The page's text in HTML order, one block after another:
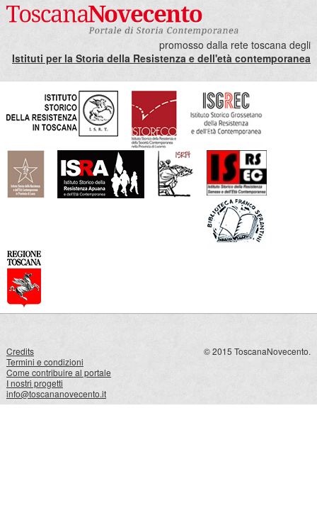
promosso dalla rete toscana degli
Istituti per la Storia della Resistenza e dell'età contemporanea
Credits
Termini e condizioni
Come contribuire al portale
I nostri progetti
info@toscananovecento.it
© 2015 ToscanaNovecento.